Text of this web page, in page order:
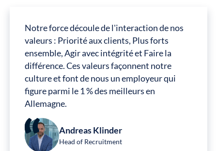
Notre force découle de l'interaction de nos
valeurs : Priorité aux clients, Plus forts
ensemble, Agir avec intégrité et Faire la
différence. Ces valeurs façonnent notre
culture et font de nous un employeur qui
figure parmi le 1 % des meilleurs en
Allemagne.
Andreas Klinder
Head of Recruitment